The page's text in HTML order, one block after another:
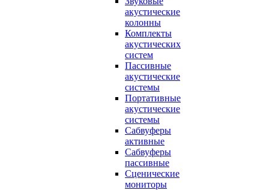
акустические
колонны
Комплекты
акустических
систем
Пассивные
акустические
системы
Портативные
акустические
системы
Сабвуферы
активные
Сабвуферы
пассивные
Сценические
мониторы